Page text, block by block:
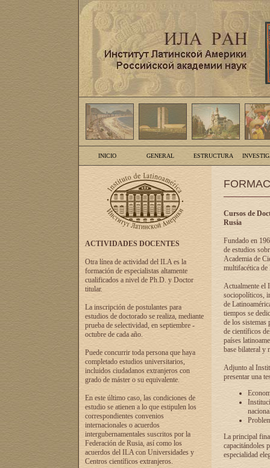
INICIO GENERAL ESTRUCTURA
ACTIVIDADES DOCENTES
Otra línea de actividad del ILA es la
formación de especialistas altamente
cualificados a nivel de Ph.D. y Doctor
titular.
La inscripción de postulantes para
estudios de doctorado se realiza, mediante
prueba de selectividad, en septiembre -
octubre de cada año.
Puede concurrir toda persona que haya
completado estudios universitarios,
incluidos ciudadanos extranjeros con
grado de máster o su equivalente.
En este último caso, las condiciones de
estudio se atienen a lo que estipulen los
correspondientes convenios
internacionales o acuerdos
intergubernamentales suscritos por la
Federación de Rusia, así como los
acuerdos del ILA con Universidades y
Centros científicos extranjeros.
Cursos de
Rusia
Fundado en
de estudios
Academia de
multifacética de
Actualmente el
sociopolíticos,
de
tiempos se
de los sistemas
de científicos
países
base bilateral y
Adjunto al
presentar una
La principal
capacitándoles
especialidad